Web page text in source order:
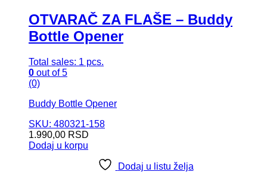
OTVARAČ ZA FLAŠE – Buddy
Bottle Opener
Total sales: 1 pcs.
0 out of 5
(0)
Buddy Bottle Opener
SKU: 480321-158
1.990,00 RSD
Dodaj u korpu
Dodaj u listu želja